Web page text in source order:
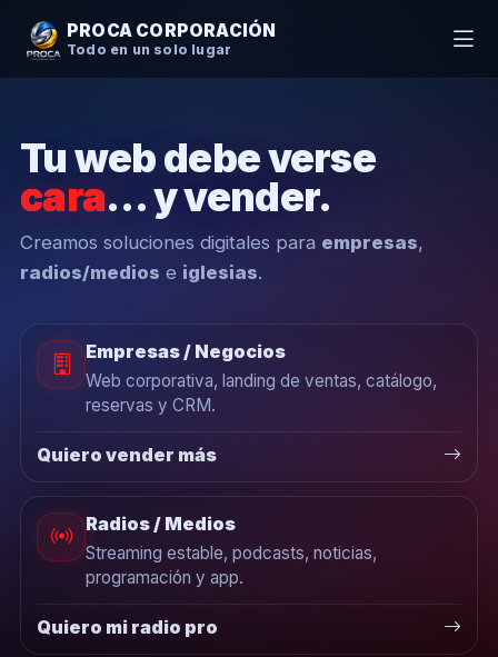
PROCA CORPORACIÓN
Todo en un solo lugar
Tu web debe verse
cara… y vender.
Creamos soluciones digitales para empresas,
radios/medios e iglesias.
Empresas / Negocios
Web corporativa, landing de ventas, catálogo,
reservas y CRM.
Quiero vender más
Radios / Medios
Streaming estable, podcasts, noticias,
programación y app.
Quiero mi radio pro